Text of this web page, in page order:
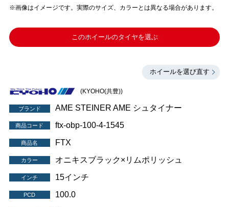
※画像はイメージです。実際のサイズ、カラーとは異なる場合があります。
このホイールのタイヤを選ぶ
ホイールを選び直す
(KYOHO(共豊))
ブランド AME STEINER AME シュタイナー
商品コード ftx-obp-100-4-1545
商品名 FTX
カラー オニキスブラック×リムポリッシュ
インチ 15インチ
PCD 100.0